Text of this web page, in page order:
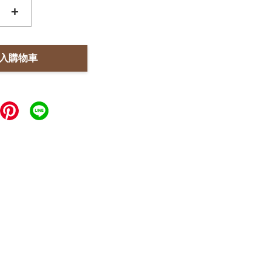
+
購物車